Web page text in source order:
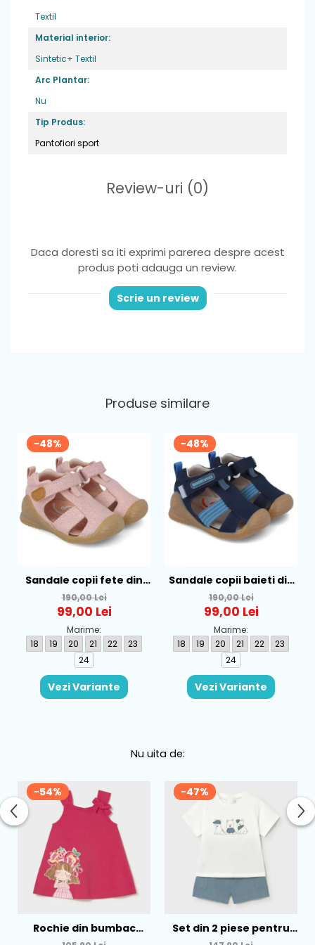
Textil
Material interior:
Sintetic+ Textil
Arc Plantar:
Nu
Tip Produs:
Pantofiori sport
Review-uri (0)
Daca doresti sa iti exprimi parerea despre acest
produs poti adauga un review.
Scrie un review
Produse similare
-48%
Sandale copii fete din
textil Biomecanics, Roz -
252181-B032
190,00 Lei
99,00 Lei
Marime:
18
19 20 21 22
23
24
Vezi Variante
-48%
Sandale copii baieti din
textil Biomecanics,
Albastru - 252175-A089
190,00 Lei
99,00 Lei
Marime:
18
19 20 21 22
23
24
Vezi Variante
Nu uita de:
-54%
Rochie din bumbac
-47%
Set din 2 piese pentru